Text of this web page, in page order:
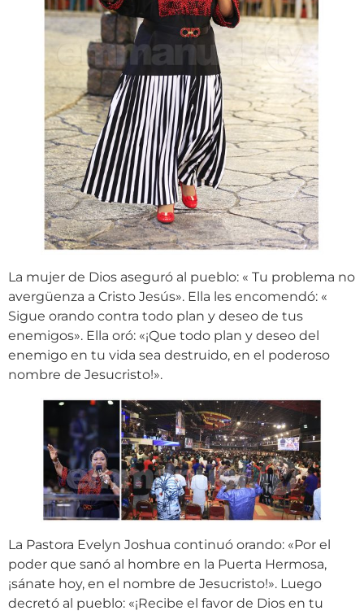
La mujer de Dios aseguró al pueblo: « Tu problema no
avergüenza a Cristo Jesús». Ella les encomendó: «
Sigue orando contra todo plan y deseo de tus
enemigos». Ella oró: «¡Que todo plan y deseo del
enemigo en tu vida sea destruido, en el poderoso
nombre de Jesucristo!».
La Pastora Evelyn Joshua continuó orando: «Por el
poder que sanó al hombre en la Puerta Hermosa,
¡sánate hoy, en el nombre de Jesucristo!». Luego
decretó al pueblo: «¡Recibe el favor de Dios en tu